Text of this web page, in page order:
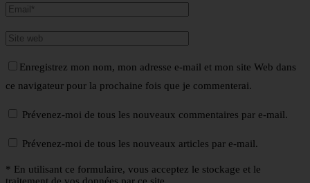
Enregistrez mon nom, mon adresse e-mail et mon site Web dans
ce navigateur pour la prochaine fois que je commenterai.
Prévenez-moi de tous les nouveaux commentaires par e-mail.
Prévenez-moi de tous les nouveaux articles par e-mail.
* En utilisant ce formulaire, vous acceptez le stockage et le